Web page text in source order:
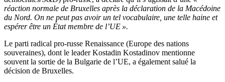
réaction normale de Bruxelles après la déclaration de la Macédoine
du Nord. On ne peut pas avoir un tel vocabulaire, une telle haine et
espérer être un État membre de l’UE ».
Le parti radical pro-russe Renaissance (Europe des nations
souveraines), dont le leader Kostadin Kostadinov mentionne
souvent la sortie de la Bulgarie de l’UE, a également salué la
décision de Bruxelles.